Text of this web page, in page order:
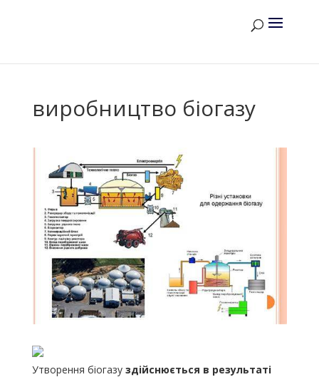
виробництво біогазу
Утворення біогазу здійснюється в результаті